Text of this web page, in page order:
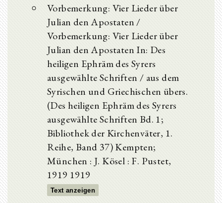
Vorbemerkung: Vier Lieder über
Julian den Apostaten /
Vorbemerkung: Vier Lieder über
Julian den Apostaten In: Des
heiligen Ephräm des Syrers
ausgewählte Schriften / aus dem
Syrischen und Griechischen übers.
(Des heiligen Ephräm des Syrers
ausgewählte Schriften Bd. 1;
Bibliothek der Kirchenväter, 1.
Reihe, Band 37) Kempten;
München : J. Kösel : F. Pustet,
1919 1919
Text anzeigen